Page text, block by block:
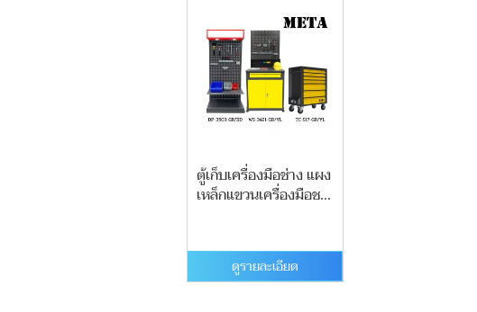
ตู้เก็บเครื่องมือช่าง แผง
เหล็กแขวนเครื่องมือช...
ดูรายละเอียด